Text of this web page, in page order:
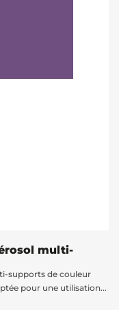
multi-
supports de couleur
pour une utilisation...